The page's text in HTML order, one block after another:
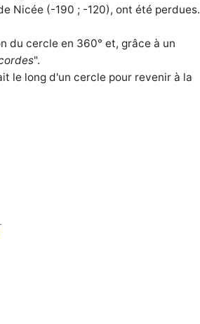
Nicée (-190 ; -120), ont été perdues.
du cercle en 360° et, grâce à un
".
le long d'un cercle pour revenir à la